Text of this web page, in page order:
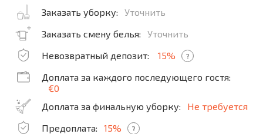
Заказать уборку:
Уточнить
Заказать смену белья:
Уточнить
Невозвратный депозит:
15% ?
Доплата за каждого последующего гостя:
€0
Доплата за финальную уборку:
Не требуется
Предоплата:
15% ?